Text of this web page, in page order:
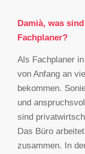
Damià, was
Fachplaner?
Als Fachplaner
von Anfang an
bekommen.
und
sind
Das Büro
zusammen. In